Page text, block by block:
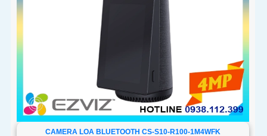
CAMERA LOA BLUETOOTH CS-S10-R100-1M4WFK